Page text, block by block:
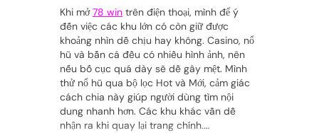
Khi mở 78 win trên điện thoại, mình để ý
đến việc các khu lớn có còn giữ được
khoảng nhìn dễ chịu hay không. Casino, nổ
hũ và bắn cá đều có nhiều hình ảnh, nên
nếu bố cục quá dày sẽ dễ gây mệt. Mình
thử nổ hũ qua bộ lọc Hot và Mới, cảm giác
cách chia này giúp người dùng tìm nội
dung nhanh hơn. Các khu khác vẫn dễ
nhận ra khi quay lại trang chính.…